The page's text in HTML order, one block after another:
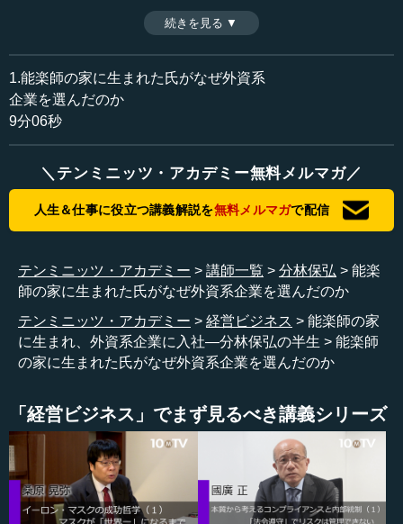
ら、氏の思想のルーツをたどる。
収録日：2014年6月23日
追加日：2015年7月30日
カテゴリー：
教育
キャリア・自分史
≪全文≫
●50年前にグローバル時代・IT時代を予見した
立命館大学を出られて最初に勤められたところが、外資系
企業のオリベッティでした。
分林 150年前に、オリベッティの創業者は、「我々は、社
会に対して物質的な貢献をすると同時に、道義的、文化的
貢献をも果たさなければならない」という社是を残しまし
利益だけを追っては駄目で、社会的・文化的貢献をしてい
くものです。このことは、会社に入ったときに教えてもら
いました。
―― 分林さんの家は代々能の家元。ご自身がもともと文
化と近いところにいらっしゃいました。
続きを見る ▼
1.能楽師の家に生まれた氏がなぜ外資系
企業を選んだのか
9分06秒
＼テンミニッツ・アカデミー無料メルマガ／
人生＆仕事に役立つ講義解説を無料メルマガで配信
テンミニッツ・アカデミー 講師一覧 分林保弘
能楽
師の家に生まれた氏がなぜ外資系企業を選んだのか
テンミニッツ・アカデミー
経営ビジネス
能楽師の家
に生まれ、外資系企業に入社―分林保弘の半生
能楽師
の家に生まれた氏がなぜ外資系企業を選んだのか
「経営ビジネス」でまず見るべき講義シリーズ